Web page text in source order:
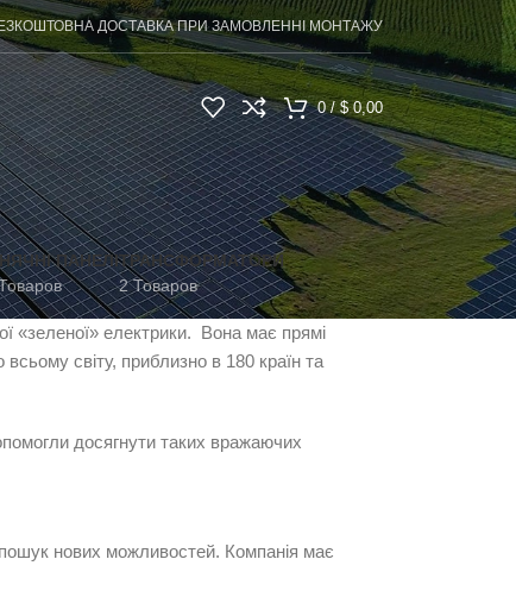
ДОСТАВКА ПРИ ЗАМОВЛЕННІ МОНТАЖУ
0/ $0,00
ПАНЕЛІТРАНСФОРМАТОРИ
2 Товаров
«зеленої» електрики. Вона має прямі
світу, приблизно в 180 країн та
досягнути таких вражаючих
нових можливостей. Компанія має